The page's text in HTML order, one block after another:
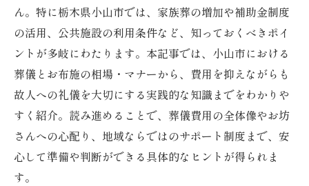
ん。特に栃木県小山市では、家族葬の増加や補助金制度
の活用、公共施設の利用条件など、知っておくべきポイ
ントが多岐にわたります。本記事では、小山市における
葬儀とお布施の相場・マナーから、費用を抑えながらも
故人への礼儀を大切にする実践的な知識までをわかりや
すく紹介。読み進めることで、葬儀費用の全体像やお坊
さんへの心配り、地域ならではのサポート制度まで、安
心して準備や判断ができる具体的なヒントが得られま
す。